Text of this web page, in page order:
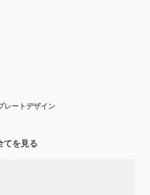
レートデザイン
てを見る